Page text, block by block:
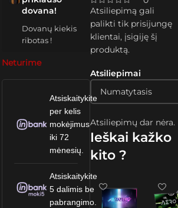
padidintumėte
dovana!
Dovanų kiekis
ribotas !
Neturime
Atsiskaitykite
per kelis
mokėjimus
iki 72
mėnesių.
Atsiskaitykite
5 dalimis be
pabrangimo.
Atsiliepimai
Atsiliepimų dar nėra.
Atsiliepimą gali
palikti tik prisijungę
klientai, įsigiję šį
produktą.
Ieškai kažko
kito ?